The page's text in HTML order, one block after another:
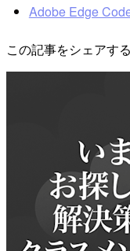
Adobe Edge
この記事をシェアする